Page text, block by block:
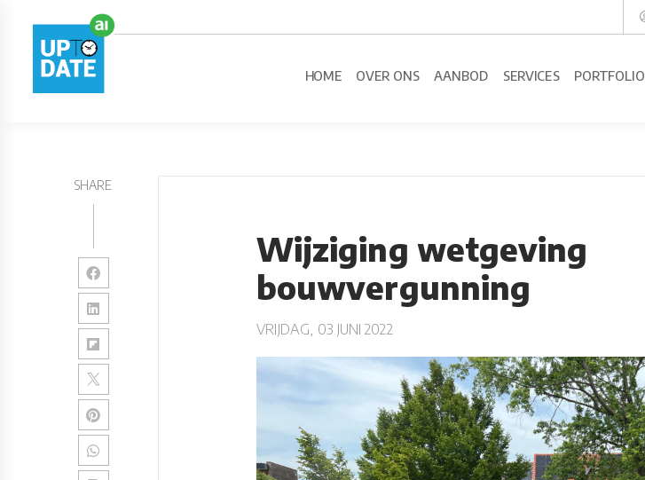
HOME OVER ONS AANBOD SERVICES PORTFOLIO
SHARE
Wijziging wetgeving
bouwvergunning
VRIJDAG, 03 JUNI 2022